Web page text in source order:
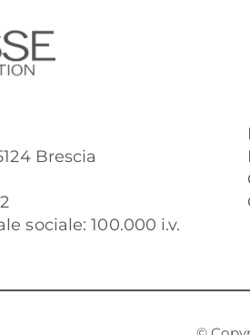
Brescia
sociale: 100.000 i.v.